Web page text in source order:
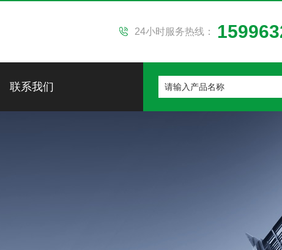
24小时服务热线：
联系我们